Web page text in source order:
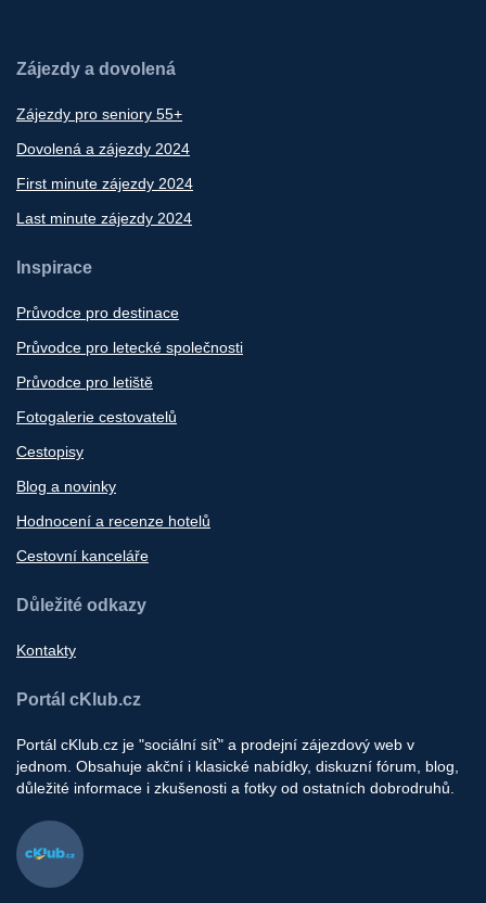
Zájezdy a dovolená
Zájezdy pro seniory 55+
Dovolená a zájezdy 2024
First minute zájezdy 2024
Last minute zájezdy 2024
Inspirace
Průvodce pro destinace
Průvodce pro letecké společnosti
Průvodce pro letiště
Fotogalerie cestovatelů
Cestopisy
Blog a novinky
Hodnocení a recenze hotelů
Cestovní kanceláře
Důležité odkazy
Kontakty
Portál cKlub.cz
Portál cKlub.cz je "sociální síť" a prodejní zájezdový web v
jednom. Obsahuje akční i klasické nabídky, diskuzní fórum, blog,
důležité informace i zkušenosti a fotky od ostatních dobrodruhů.